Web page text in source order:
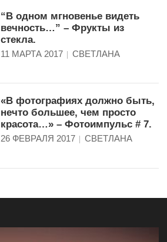
“В одном мгновенье видеть
вечность…” – Фрукты из
стекла.
11 МАРТА 2017 СВЕТЛАНА
«В фотографиях должно быть,
нечто большее, чем просто
красота…» – Фотоимпульс # 7.
26 ФЕВРАЛЯ 2017 СВЕТЛАНА